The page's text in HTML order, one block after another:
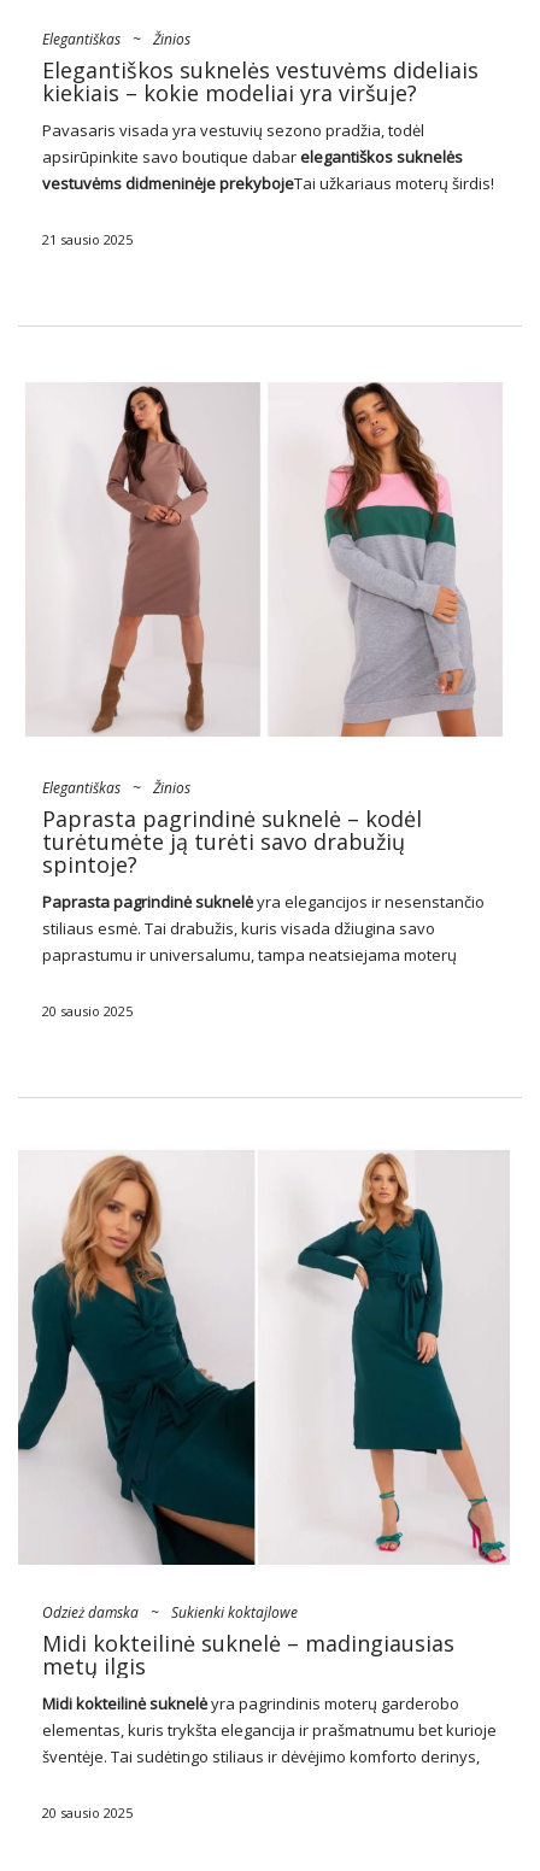
Elegantiškas ~ Žinios
Elegantiškos suknelės vestuvėms dideliais
kiekiais – kokie modeliai yra viršuje?
Pavasaris visada yra vestuvių sezono pradžia, todėl
apsirūpinkite savo boutique dabarelegantiškossuknelės
vestuvėms didmeninėje prekybojeTai užkariaus moterų širdis!
modeliai turi būti jūsų asortimente, kurie spaudiniai lažintis ir
21 sausio 2025
Elegantiškas ~ Žinios
Paprasta pagrindinė suknelė – kodėl
turėtumėte ją turėti savo drabužių
spintoje?
Paprasta pagrindinė suknelėyra elegancijos ir nesenstančio
stiliaus esmė. Tai drabužis, kuris visada džiugina savo
paprastumu ir universalumu, tampa neatsiejama moterų
yra nedidelis pranašumas, iš tikrųjų būtent paprastumas yra
20 sausio 2025
Odzież damska ~ Sukienki koktajlowe
Midi kokteilinė suknelė – madingiausias
metų ilgis
Midi kokteilinė suknelėyra pagrindinis moterų garderobo
elementas, kuris trykšta elegancija ir prašmatnumu bet kurioje
šventėje. Tai sudėtingo stiliaus ir dėvėjimo komforto derinys,
vestuvių. Iš didmeninės drabužių asortimento tokio tipo
20 sausio 2025